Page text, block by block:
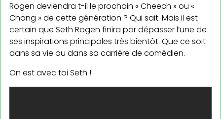
Rogen deviendra t-il le prochain « Cheech » ou «
Chong » de cette génération ? Qui sait. Mais il est
certain que Seth Rogen finira par dépasser l’une de
ses inspirations principales très bientôt. Que ce soit
dans sa vie ou dans sa carrière de comédien.
On est avec toi Seth !